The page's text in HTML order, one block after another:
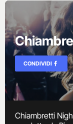
CONDIVIDI
Chiambretti